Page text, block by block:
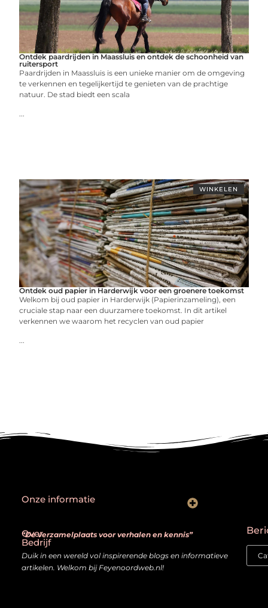
Ontdek paardrijden in Maassluis en ontdek de schoonheid van
ruitersport
Paardrijden in Maassluis is een unieke manier om de omgeving
te verkennen en tegelijkertijd te genieten van de prachtige
natuur. De stad biedt een scala
...
WINKELEN
Ontdek oud papier in Harderwijk voor een groenere toekomst
Welkom bij oud papier in Harderwijk (Papierinzameling), een
cruciale stap naar een duurzamere toekomst. In dit artikel
verkennen we waarom het recyclen van oud papier
...
Over
Bedrijf
“De verzamelplaats voor verhalen en kennis”
Duik in een wereld vol inspirerende blogs en informatieve
artikelen. Welkom bij Feyenoordweb.nl!
Onze informatie